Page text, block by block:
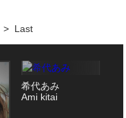
> Last
希代あみ
Ami kitai